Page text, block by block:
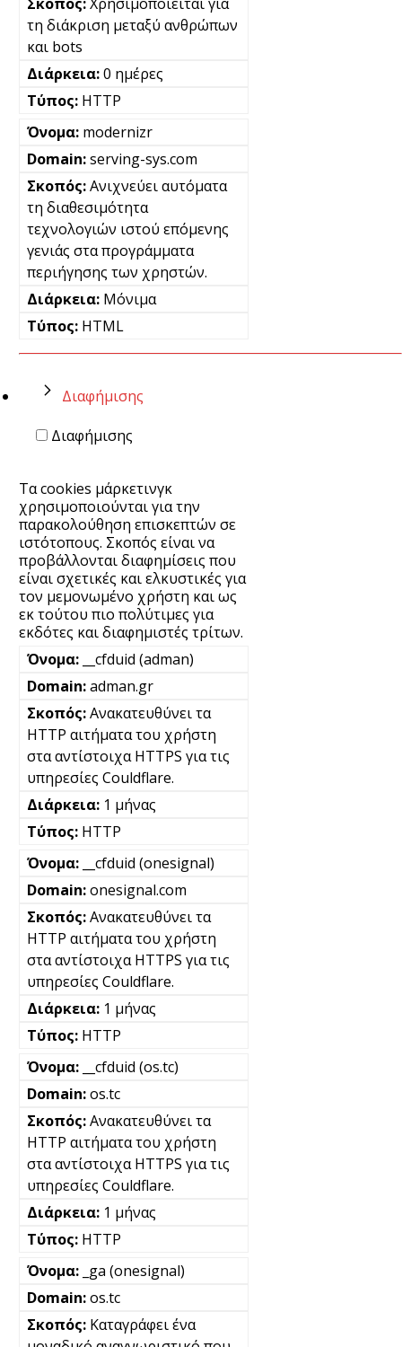
τη διάκριση μεταξύ ανθρώπων
και bots
0 ημέρες
HTTP
modernizr
serving-sys.com
Ανιχνεύει αυτόματα
τη διαθεσιμότητα
τεχνολογιών ιστού επόμενης
γενιάς στα προγράμματα
περιήγησης των χρηστών.
Μόνιμα
HTML
Διαφήμισης
Διαφήμισης
Τα cookies μάρκετινγκ
χρησιμοποιούνται για την
παρακολούθηση επισκεπτών σε
ιστότοπους. Σκοπός είναι να
προβάλλονται διαφημίσεις που
είναι σχετικές και ελκυστικές για
τον μεμονωμένο χρήστη και ως
εκ τούτου πιο πολύτιμες για
εκδότες και διαφημιστές τρίτων.
__cfduid (adman)
adman.gr
Ανακατευθύνει τα
HTTP αιτήματα του χρήστη
στα αντίστοιχα HTTPS για τις
υπηρεσίες Couldflare.
1 μήνας
HTTP
__cfduid (onesignal)
onesignal.com
Ανακατευθύνει τα
HTTP αιτήματα του χρήστη
στα αντίστοιχα HTTPS για τις
υπηρεσίες Couldflare.
1 μήνας
HTTP
__cfduid (os.tc)
os.tc
Ανακατευθύνει τα
HTTP αιτήματα του χρήστη
στα αντίστοιχα HTTPS για τις
υπηρεσίες Couldflare.
1 μήνας
HTTP
_ga (onesignal)
os.tc
Καταγράφει ένα